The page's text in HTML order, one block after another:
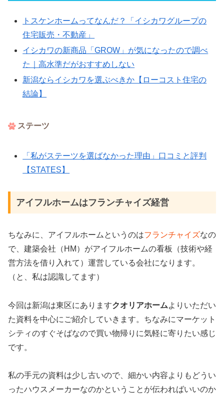
トスケンホームってなんだ？「イシカワグループの
住宅販売・不動産」
イシカワの新商品「GROW」が気になったので調べ
た｜高水準だがおすすめしない
新潟ならイシカワを選ぶべきか【ローコスト住宅の
結論】
ステーツ
「私がステーツを選ばなかった理由」口コミと評判
【STATES】
アイフルホームはフランチャイズ経営
ちなみに、アイフルホームというのはフランチャイズなの
で、建築会社（HM）がアイフルホームの看板（技術や経
営方法を借り入れて）運営している会社になります。
（と、私は認識してます）
今回は新潟は東区にありますクオリアホームよりいただい
た資料を中心にご紹介していきます。ちなみにマーケット
シティのすぐそばなので買い物帰りに気軽に寄りたい感じ
です。
私の手元の資料は少し古いので、細かい内容よりもどうい
ったハウスメーカーなのかということが伝わればいいのか